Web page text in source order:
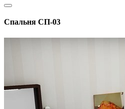
Спальня СП-03